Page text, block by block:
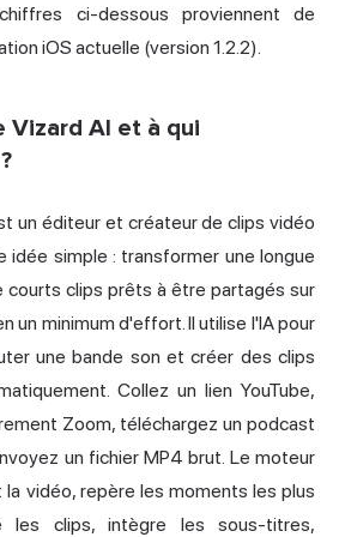
ci-dessous proviennent de
iOS actuelle (version 1.2.2).
Vizard AI et à qui
un éditeur et créateur de clips vidéo
idée simple : transformer une longue
courts clips prêts à être partagés sur
un minimum d'effort. Il utilise l'IA pour
une bande son et créer des clips
Collez un lien YouTube,
Zoom, téléchargez un podcast
un fichier MP4 brut. Le moteur
la vidéo, repère les moments les plus
les clips, intègre les sous-titres,